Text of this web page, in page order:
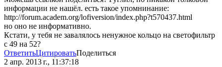
информации не нашёл. есть такое упомнинание:
http://forum.academ.org/lofiversion/index.php?t570437.html
но оно не информативно.
Кстати, у тебя не завалялось ненужное кольцо на светофильтр
с 49 на 52?
ОтветитьЦитироватьПоделиться
2 апр. 2013 г., 11:37:18